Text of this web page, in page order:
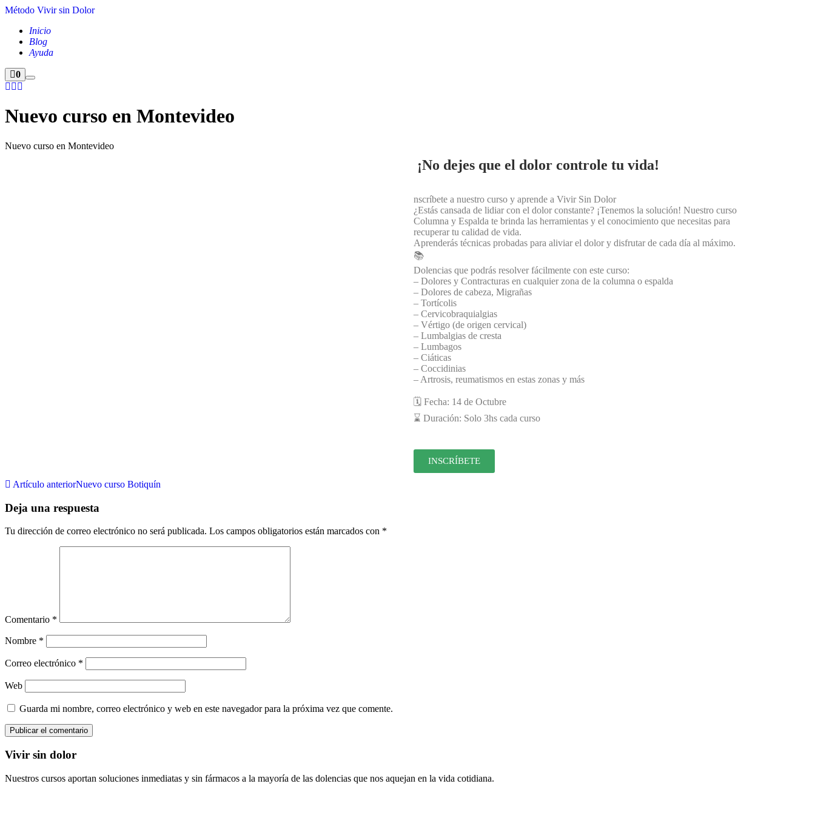
Método Vivir sin Dolor
Inicio
Blog
Ayuda
0
Nuevo curso en Montevideo
Nuevo curso en Montevideo
¡No dejes que el dolor controle tu vida!
nscríbete a nuestro curso y aprende a Vivir Sin Dolor
¿Estás cansada de lidiar con el dolor constante? ¡Tenemos la solución! Nuestro curso
Columna y Espalda te brinda las herramientas y el conocimiento que necesitas para
recuperar tu calidad de vida.
Aprenderás técnicas probadas para aliviar el dolor y disfrutar de cada día al máximo.
📚
Dolencias que podrás resolver fácilmente con este curso:
– Dolores y Contracturas en cualquier zona de la columna o espalda
– Dolores de cabeza, Migrañas
– Tortícolis
– Cervicobraquialgias
– Vértigo (de origen cervical)
– Lumbalgias de cresta
– Lumbagos
– Ciáticas
– Coccidinias
– Artrosis, reumatismos en estas zonas y más
🗓️ Fecha: 14 de Octubre
⌛ Duración: Solo 3hs cada curso
INSCRÍBETE
Artículo anteriorNuevo curso Botiquín
Deja una respuesta
Tu dirección de correo electrónico no será publicada. Los campos obligatorios están marcados con *
Comentario *
Nombre *
Correo electrónico *
Web
Guarda mi nombre, correo electrónico y web en este navegador para la próxima vez que comente.
Vivir sin dolor
Nuestros cursos aportan soluciones inmediatas y sin fármacos a la mayoría de las dolencias que nos aquejan en la vida cotidiana.